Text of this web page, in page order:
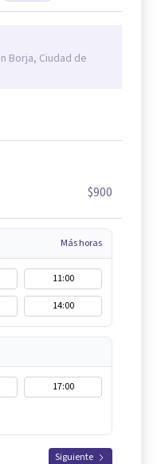
Borja, Ciudad de
$900
Más horas
11:00
14:00
17:00
Siguiente